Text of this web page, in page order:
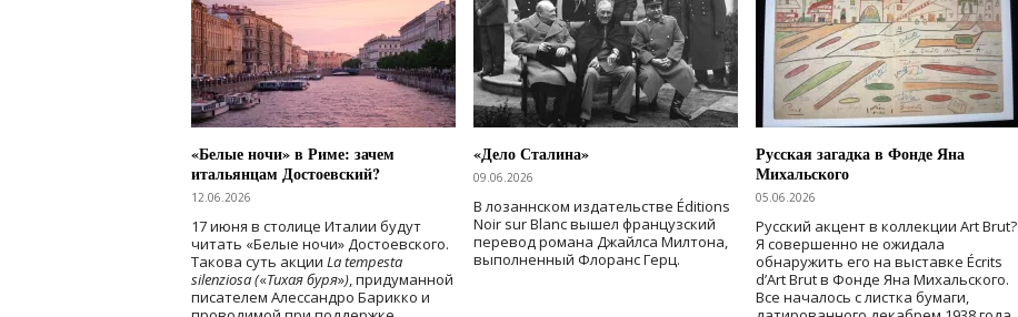
«Белые ночи» в Риме: зачем
итальянцам Достоевский?
12.06.2026
17 июня в столице Италии будут
читать «Белые ночи» Достоевского.
Такова суть акции La tempesta
silenziosa («Тихая буря»), придуманной
писателем Алессандро Барикко и
«Дело Сталина»
09.06.2026
В лозаннском издательстве Éditions
Noir sur Blanc вышел французский
перевод романа Джайлса Милтона,
выполненный Флоранс Герц.
Русская загадка в Фонде Яна
Михальского
05.06.2026
Русский акцент в коллекции Art Brut?
Я совершенно не ожидала
обнаружить его на выставке Écrits
d’Art Brut в Фонде Яна Михальского.
Все началось с листка бумаги,